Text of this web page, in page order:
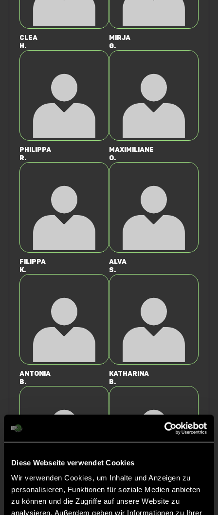
Diese Webseite verwendet Cookies
Wir verwenden Cookies, um Inhalte und Anzeigen zu
personalisieren, Funktionen für soziale Medien anbieten
zu können und die Zugriffe auf unsere Website zu
analysieren. Außerdem geben wir Informationen zu Ihrer
Clea
H.
Mirja
G.
Philippa
R.
Maximiliane
O.
Filippa
K.
Alva
S.
Antonia
B.
Katharina
B.
Theresa
J.
Lisa
S.